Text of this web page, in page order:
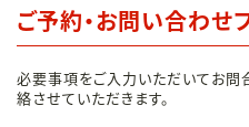
ご予約・お問い合わせ
必要事項をご入力いただいてお問
絡させていただきます。